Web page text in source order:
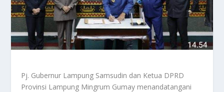
Pj. Gubernur Lampung Samsudin dan Ketua DPRD
Provinsi Lampung Mingrum Gumay menandatangani